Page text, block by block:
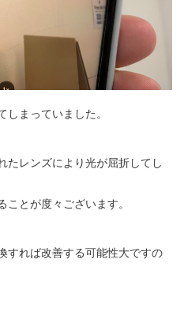
しまっていました。
たレンズにより光が屈折してし
とが度々ございます。
すれば改善する可能性大ですの